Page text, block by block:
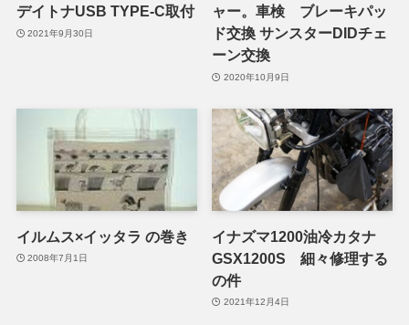
デイトナUSB TYPE-C取付
2021年9月30日
ャー。車検 ブレーキパッ
ド交換 サンスターDIDチェ
ーン交換
2020年10月9日
イルムス×イッタラ の巻き
2008年7月1日
イナズマ1200油冷カタナ
GSX1200S 細々修理する
の件
2021年12月4日